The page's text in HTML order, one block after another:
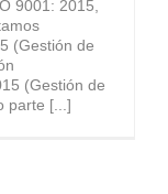
9001: 2015,
(Gestión de
(Gestión de
parte [...]